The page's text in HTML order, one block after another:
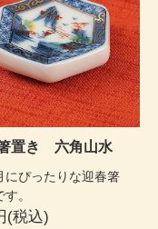
置き 六角山水
にぴったりな迎春箸
。
(税込)